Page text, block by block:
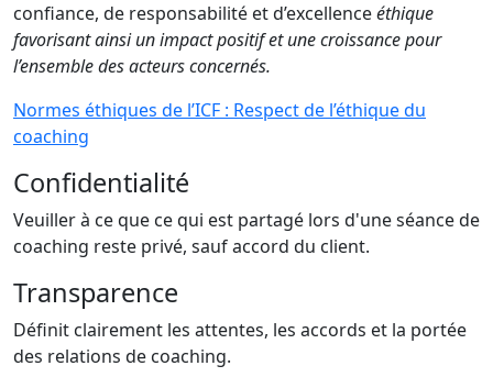
confiance, de responsabilité et d’excellenceéthique
favorisant ainsi un impact positif et une croissance pour
l’ensemble des acteurs concernés.
Normes éthiques de l’ICF : Respect de l’éthique du
coaching
Confidentialité
Veuiller à ce que ce qui est partagé lors d'une séance de
coaching reste privé, sauf accord du client.
Transparence
Définit clairement les attentes, les accords et la portée
des relations de coaching.